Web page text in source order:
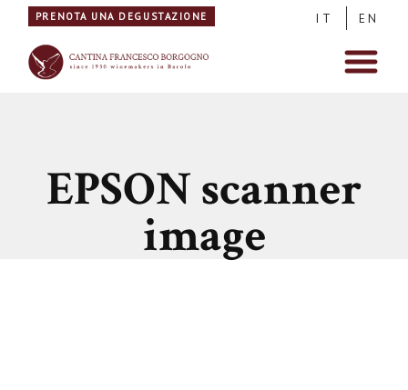
PRENOTA UNA DEGUSTAZIONE IT EN
EPSON scanner
image